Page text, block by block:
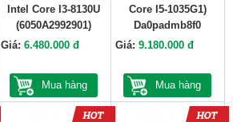
Intel Core I3-8130U
(6050A2992901)
Giá:6.480.000 đ
Mua hàng
Core I5-1035G1)
Da0padmb8f0
Giá: 9.180.000 đ
Mua hàng